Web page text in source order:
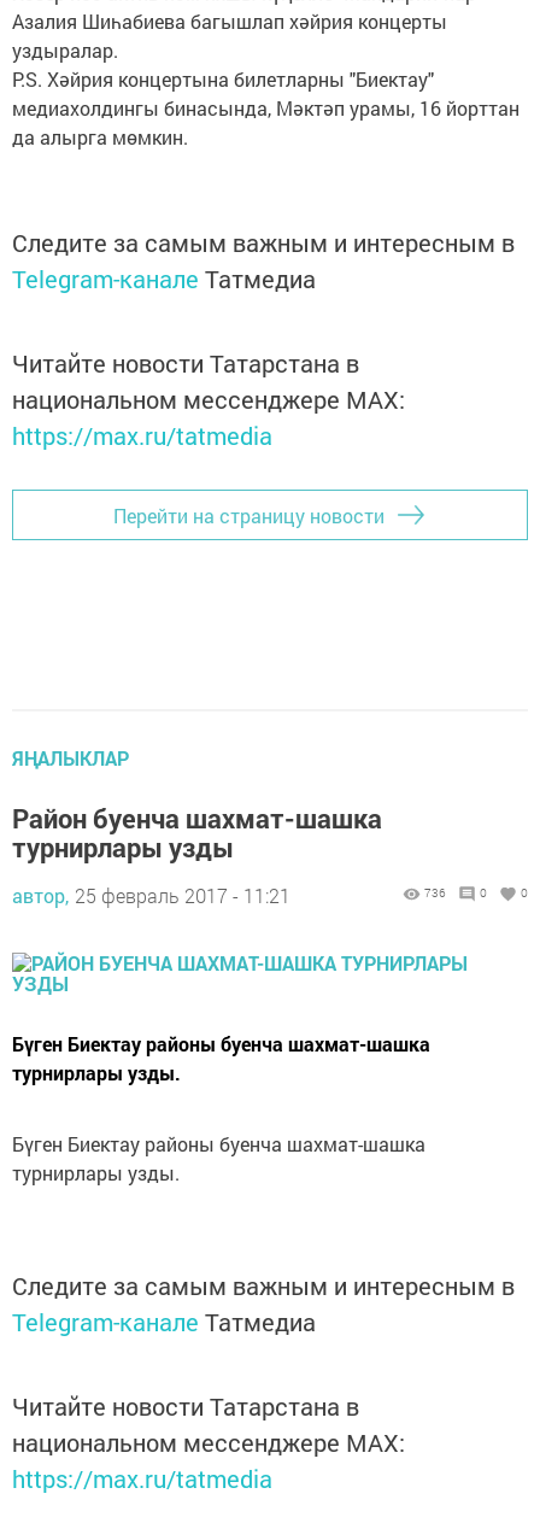
Азалия Шиһабиева багышлап хәйрия концерты
уздыралар.
P.S. Хәйрия концертына билетларны "Биектау"
медиахолдингы бинасында, Мәктәп урамы, 16 йорттан
да алырга мөмкин.
Следите за самым важным и интересным в
Telegram-канале Татмедиа
Читайте новости Татарстана в
национальном мессенджере MАХ:
https://max.ru/tatmedia
Перейти на страницу новости
ЯҢАЛЫКЛАР
Район буенча шахмат-шашка
турнирлары узды
автор, 25 февраль 2017 - 11:21 736 0 0
Бүген Биектау районы буенча шахмат-шашка
турнирлары узды.
Бүген Биектау районы буенча шахмат-шашка
турнирлары узды.
Следите за самым важным и интересным в
Telegram-канале Татмедиа
Читайте новости Татарстана в
национальном мессенджере MАХ:
https://max.ru/tatmedia